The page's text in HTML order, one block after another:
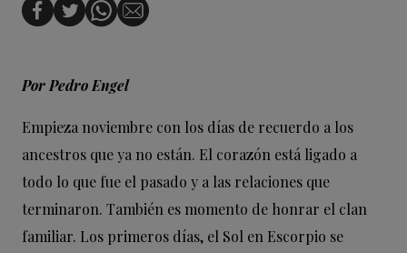
Por Pedro Engel
Empieza noviembre con los días de recuerdo a los
ancestros que ya no están. El corazón está ligado a
todo lo que fue el pasado y a las relaciones que
terminaron. También es momento de honrar el clan
familiar. Los primeros días, el Sol en Escorpio se